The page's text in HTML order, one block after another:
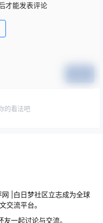
才能发表评论
的看法吧
|白日梦社区立志成为全球
交流平台。
一起讨论与交流。